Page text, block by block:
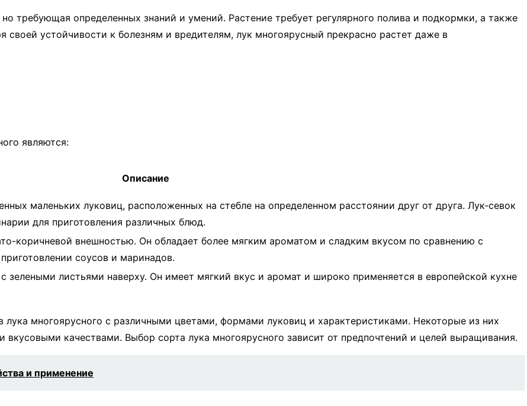
требующая определенных знаний и умений. Растение требует регулярного полива и подкормки, а также
своей устойчивости к болезням и вредителям, лук многоярусный прекрасно растет даже в
являются:
Описание
маленьких луковиц, расположенных на стебле на определенном расстоянии друг от друга. Лук-севок
для приготовления различных блюд.
коричневой внешностью. Он обладает более мягким ароматом и сладким вкусом по сравнению с
соусов и маринадов.
листьями наверху. Он имеет мягкий вкус и аромат и широко применяется в европейской кухне
многоярусного с различными цветами, формами луковиц и характеристиками. Некоторые из них
качествами. Выбор сорта лука многоярусного зависит от предпочтений и целей выращивания.
и применение